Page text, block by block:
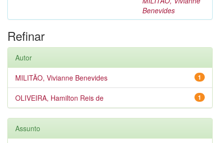
Benevides
Refinar
Autor
1
MILITÃO, Vivianne Benevides
1
OLIVEIRA, Hamilton Reis de
Assunto